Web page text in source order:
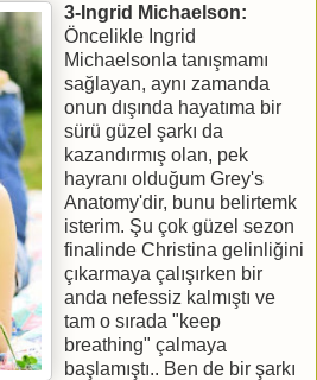
3-Ingrid Michaelson:
Öncelikle Ingrid
Michaelsonla tanışmamı
sağlayan, aynı zamanda
onun dışında hayatıma bir
sürü güzel şarkı da
kazandırmış olan, pek
hayranı olduğum Grey's
Anatomy'dir, bunu belirtemk
isterim. Şu çok güzel sezon
finalinde Christina gelinliğini
çıkarmaya çalışırken bir
anda nefessiz kalmıştı ve
tam o sırada "keep
breathing" çalmaya
başlamıştı.. Ben de bir şarkı